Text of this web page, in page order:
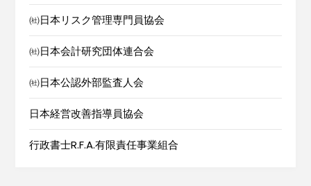
㈳日本リスク管理専門員協会
㈳日本会計研究団体連合会
㈳日本公認外部監査人会
日本経営改善指導員協会
行政書士R.F.A.有限責任事業組合